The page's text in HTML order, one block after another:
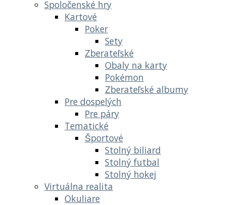
Spoločenské hry
Kartové
Poker
Sety
Zberateľské
Obaly na karty
Pokémon
Zberateľské albumy
Pre dospelých
Pre páry
Tematické
Športové
Stolný biliard
Stolný futbal
Stolný hokej
Virtuálna realita
Okuliare